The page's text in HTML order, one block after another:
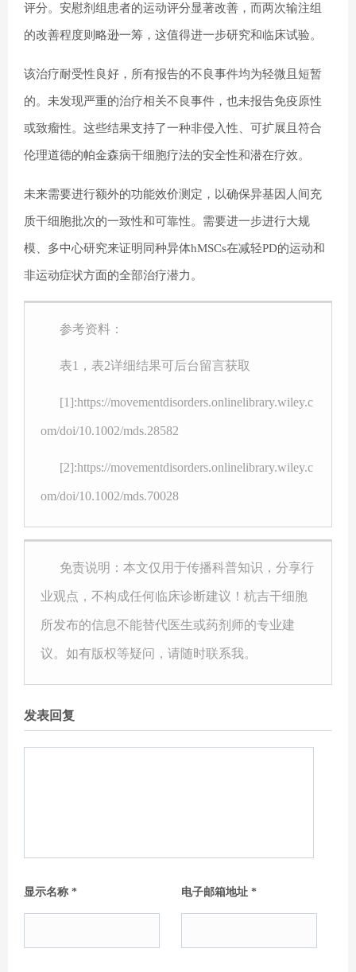
评分。安慰剂组患者的运动评分显著改善，而两次输注组
的改善程度则略逊一筹，这值得进一步研究和临床试验。
该治疗耐受性良好，所有报告的不良事件均为轻微且短暂
的。未发现严重的治疗相关不良事件，也未报告免疫原性
或致瘤性。这些结果支持了一种非侵入性、可扩展且符合
伦理道德的帕金森病干细胞疗法的安全性和潜在疗效。
未来需要进行额外的功能效价测定，以确保异基因人间充
质干细胞批次的一致性和可靠性。需要进一步进行大规
模、多中心研究来证明同种异体hMSCs在减轻PD的运动和
非运动症状方面的全部治疗潜力。
参考资料：
表1，表2详细结果可后台留言获取
[1]:https://movementdisorders.onlinelibrary.wiley.c
om/doi/10.1002/mds.28582
[2]:https://movementdisorders.onlinelibrary.wiley.c
om/doi/10.1002/mds.70028
免责说明：本文仅用于传播科普知识，分享行
业观点，不构成任何临床诊断建议！杭吉干细胞
所发布的信息不能替代医生或药剂师的专业建
议。如有版权等疑问，请随时联系我。
发表回复
显示名称 * 电子邮箱地址 *